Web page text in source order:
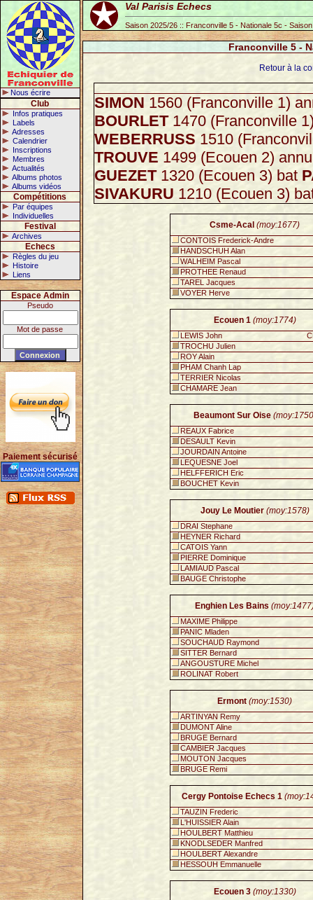
Nous écrire
Club
Infos pratiques
Labels
Adresses
Calendrier
Inscriptions
Membres
Actualités
Albums photos
Albums vidéos
Compétitions
Par équipes
Individuelles
Festival
Archives
Echecs
Règles du jeu
Histoire
Liens
Espace Admin
Pseudo
Mot de passe
Paiement sécurisé
Val Parisis Echecs
Saison 2025/26 :: Franconville 5 - Nationale 5c -
Franconville 5 -
Retour à la
SIMON 1560 (Franconville 1)
BOURLET1470 (Franconville
WEBERRUSS 1510
TROUVE 1499 (Ecouen 2)
GUEZET1320 (Ecouen 3) bat
SIVAKURU 1210 (Ecouen 3)
Csme-Acal (moy:1677)
CONTOIS Frederick-Andre
HANDSCHUH Alan
WALHEIM Pascal
PROTHEE Renaud
TAREL Jacques
VOYER Herve
Ecouen 1 (moy:1774)
LEWIS John
TROCHU Julien
ROY Alain
PHAM Chanh Lap
TERRIER Nicolas
CHAMARE Jean
Beaumont Sur Oise
REAUX Fabrice
DESAULT Kevin
JOURDAIN Antoine
LEQUESNE Joel
HELFFERICH Eric
BOUCHET Kevin
Jouy Le Moutier (moy:1578)
DRAI Stephane
HEYNER Richard
CATOIS Yann
PIERRE Dominique
LAMIAUD Pascal
BAUGE Christophe
Enghien Les Bains
MAXIME Philippe
PANIC Mladen
SOUCHAUD Raymond
SITTER Bernard
ANGOUSTURE Michel
ROLINAT Robert
Ermont (moy:1530)
ARTINYAN Remy
DUMONT Aline
BRUGE Bernard
CAMBIER Jacques
MOUTON Jacques
BRUGE Remi
Cergy Pontoise Echecs 1
TAUZIN Frederic
L'HUISSIER Alain
HOULBERT Matthieu
KNODLSEDER Manfred
HOULBERT Alexandre
HESSOUH Emmanuelle
Ecouen 3 (moy:1330)